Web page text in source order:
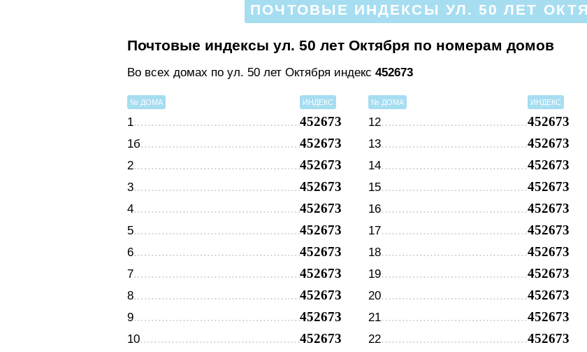
ПОЧТОВЫЕ ИНДЕКСЫ УЛ. 50 ЛЕТ
Почтовые индексы ул. 50 лет Октября по номерам домов
Во всех домах по ул. 50 лет Октября индекс 452673
№ ДОМА ИНДЕКС
1 452673
1б 452673
2 452673
3 452673
4 452673
5 452673
6 452673
7 452673
8 452673
9 452673
10 452673
№ ДОМА ИНДЕКС
12 452673
13 452673
14 452673
15 452673
16 452673
17 452673
18 452673
19 452673
20 452673
21 452673
22 452673